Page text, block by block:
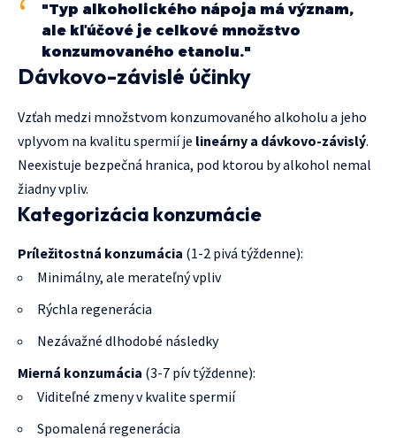
"Typ alkoholického nápoja má význam,
ale kľúčové je celkové množstvo
konzumovaného etanolu."
Dávkovo-závislé účinky
Vzťah medzi množstvom konzumovaného alkoholu a jeho
vplyvom na kvalitu spermií je lineárny a dávkovo-závislý.
Neexistuje bezpečná hranica, pod ktorou by alkohol nemal
žiadny vpliv.
Kategorizácia konzumácie
Príležitostná konzumácia (1-2 pivá týždenne):
Minimálny, ale merateľný vpliv
Rýchla regenerácia
Nezávažné dlhodobé následky
Mierná konzumácia (3-7 pív týždenne):
Viditeľné zmeny v kvalite spermií
Spomalená regenerácia